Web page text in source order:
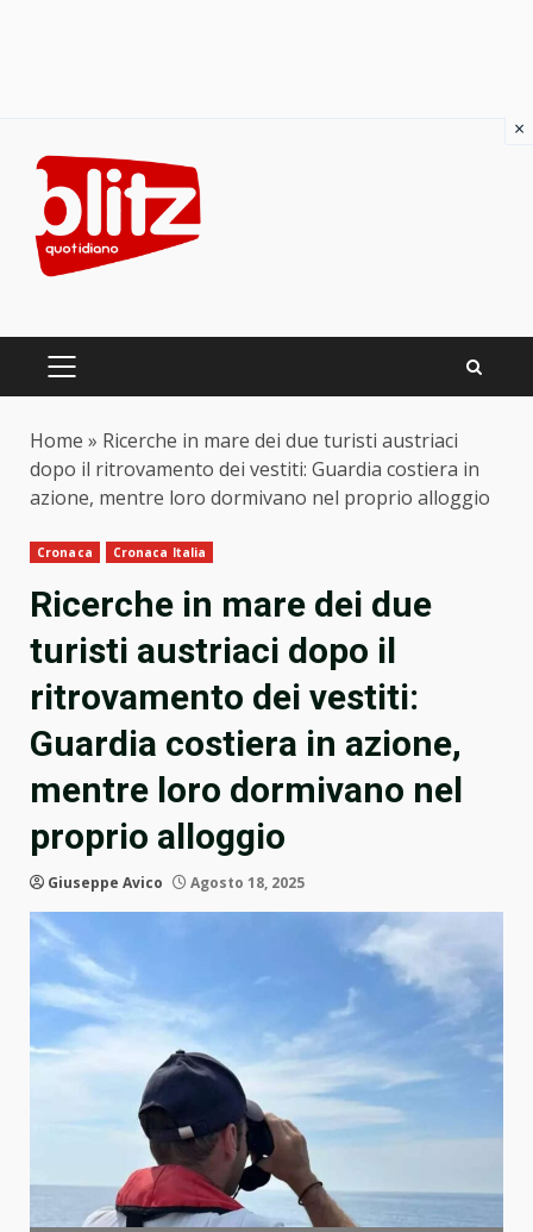
content
PRIMARY
Home » Ricerche in mare dei due turisti austriaci
dopo il ritrovamento dei vestiti: Guardia costiera in
azione, mentre loro dormivano nel proprio alloggio
Cronaca Cronaca Italia
Ricerche in mare dei due
turisti austriaci dopo il
ritrovamento dei vestiti:
Guardia costiera in azione,
mentre loro dormivano nel
proprio alloggio
Giuseppe Avico Agosto 18, 2025
×